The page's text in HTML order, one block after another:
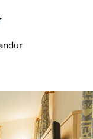
tot 23:00 uur